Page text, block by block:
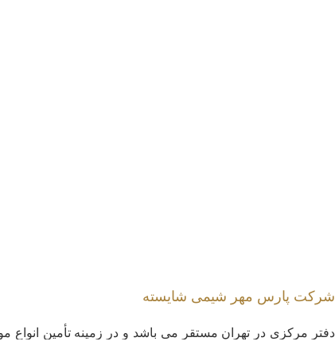
شرکت پارس مهر شیمی شایسته
دفتر مرکزی در تهران مستقر می باشد و در زمینه تأمین انواع